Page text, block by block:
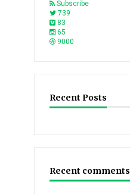
Subscribe
739
83
65
9000
Recent Posts
Recent comments